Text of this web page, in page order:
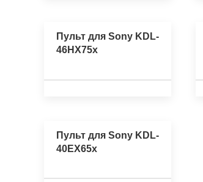
Пульт для Sony KDL-
46HX75x
Пульт для Sony KDL-
40EX65x